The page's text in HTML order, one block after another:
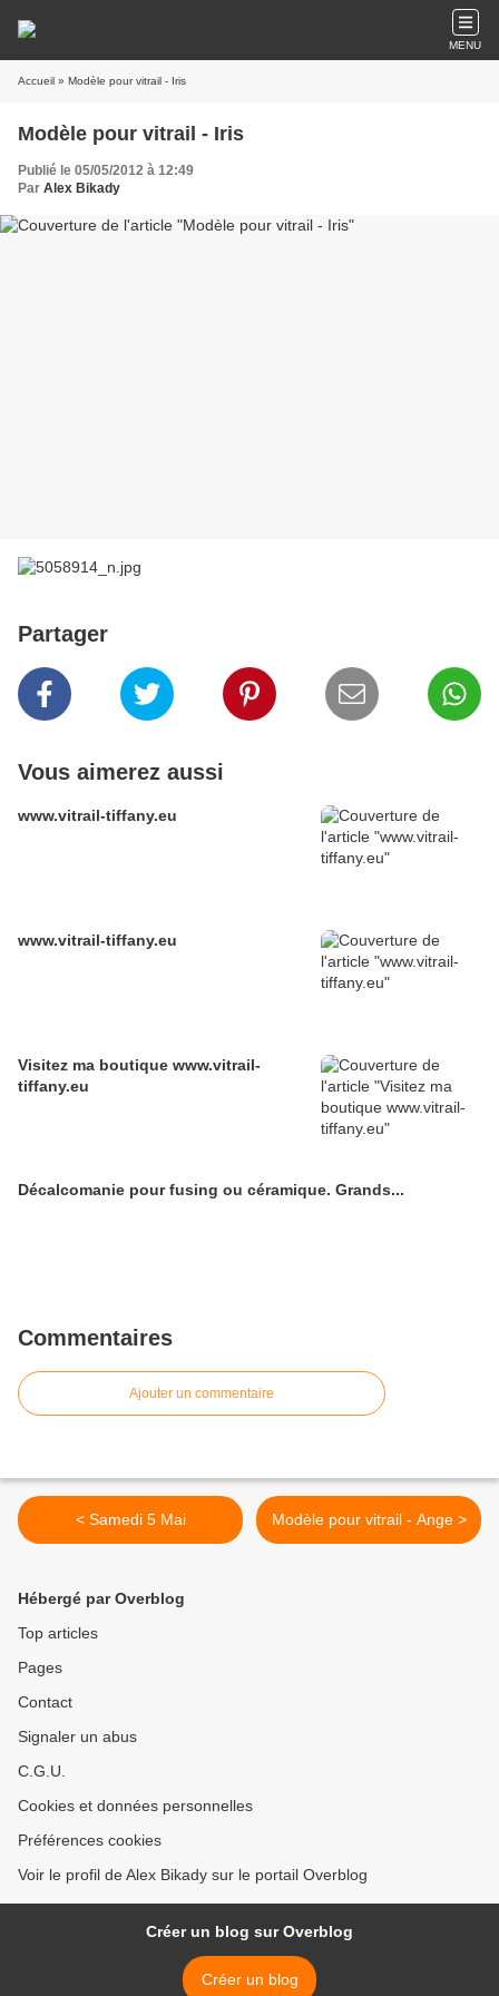
MENU
Accueil » Modèle pour vitrail - Iris
Modèle pour vitrail - Iris
Publié le 05/05/2012 à 12:49
Par Alex Bikady
Partager
Vous aimerez aussi
www.vitrail-tiffany.eu
www.vitrail-tiffany.eu
Visitez ma boutique www.vitrail-
tiffany.eu
Décalcomanie pour fusing ou céramique. Grands...
Commentaires
Ajouter un commentaire
< Samedi 5 Mai Modèle pour vitrail - Ange >
Hébergé par Overblog
Top articles
Pages
Contact
Signaler un abus
C.G.U.
Cookies et données personnelles
Préférences cookies
Voir le profil de Alex Bikady sur le portail Overblog
Créer un blog sur Overblog
Créer un blog